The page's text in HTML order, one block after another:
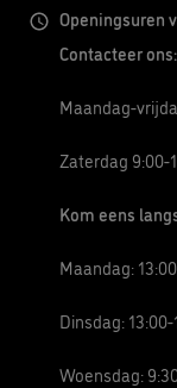
Openingsuren
Contacteer ons:
Maandag-
Zaterdag 9:00-
Kom eens
Maandag:
Dinsdag:
Woensdag: